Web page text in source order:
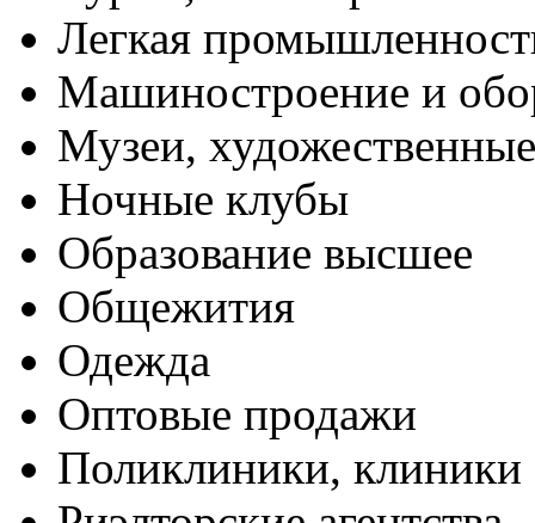
Легкая
Машиностроение и
Музеи,
Ночные клубы
Образование высшее
Общежития
Одежда
Оптовые продажи
Поликлиники, клиники